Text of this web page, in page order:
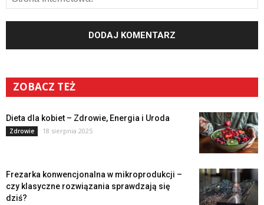
ZOBACZ TEŻ
Dieta dla kobiet – Zdrowie, Energia i Uroda
Zdrowie 18 sierpnia 2025
Frezarka konwencjonalna w mikroprodukcji –
czy klasyczne rozwiązania sprawdzają się
dziś?